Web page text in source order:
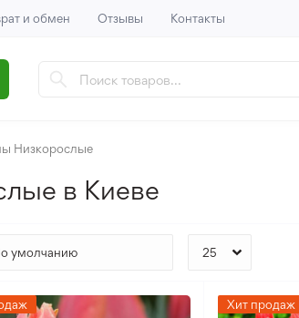
и обмен Отзывы Контакты
Низкорослые
в Киеве
Хит продаж